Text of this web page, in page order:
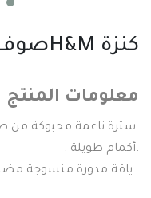
كنزة H&Mصوف ميرينو
معلومات المنتج
.سترة ناعمة محبوكة من
.أكمام طويلة .
. ياقة مدورة منسوجة